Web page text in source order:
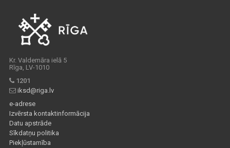
Kr. Valdemāra ielā 5
Rīga, LV-1010
1201
iksd@riga.lv
e-adrese
Izvērsta kontaktinformācija
Datu apstrāde
Sīkdatņu politika
Piekļūstamība